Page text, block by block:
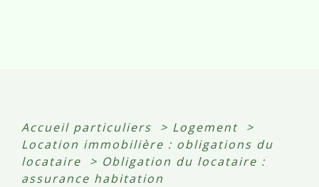
Accueil particuliers > Logement >
Location immobilière : obligations du
locataire
> Obligation du locataire :
assurance habitation